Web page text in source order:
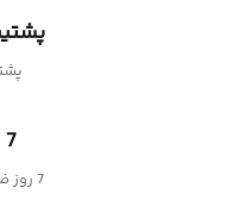
7 روز ضمانت
7 روز ضمانت بازگشت وجه